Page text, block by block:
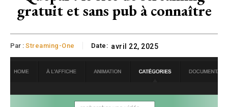
gratuit et sans pub à connaître
Par : Streaming-One Date: avril 22, 2025